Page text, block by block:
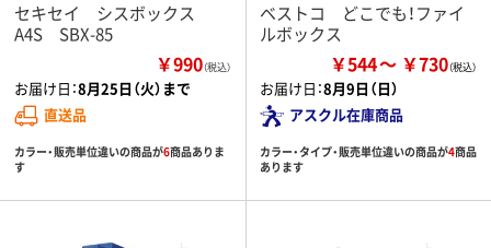
セキセイ シスボックス
A4S SBX-85
￥990（税込）
お届け日：8月25日（火）まで
直送品
カラー・販売単位違いの商品が6商品ありま
す
ベストコ どこでも！ファイ
ルボックス
￥544 ￥730
お届け日：8月9日（日）
アスクル在庫商品
カラー・タイプ・販売単位違いの商品が4商品
あります